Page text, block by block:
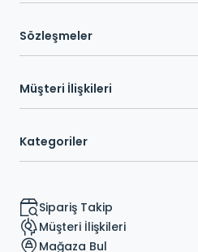
Sözleşmeler
Müşteri İlişkileri
Kategoriler
Sipariş Takip
Müşteri İlişkileri
Mağaza Bul